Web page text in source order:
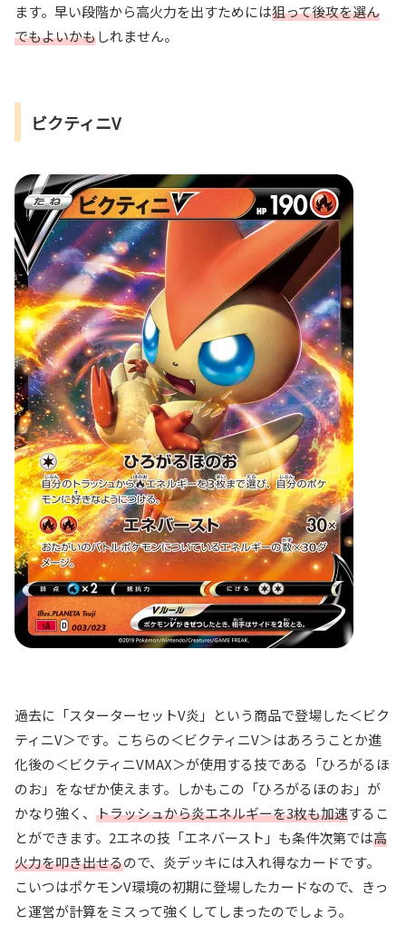
ます。早い段階から高火力を出すためには狙って後攻を選ん
でもよいかもしれません。
ビクティニV
過去に「スターターセットV炎」という商品で登場した＜ビク
ティニV＞です。こちらの＜ビクティニV＞はあろうことか進
化後の＜ビクティニVMAX＞が使用する技である「ひろがるほ
のお」をなぜか使えます。しかもこの「ひろがるほのお」が
かなり強く、 トラッシュから炎エネルギーを3枚も加速するこ
とができます。2エネの技「エネバースト」も条件次第では高
火力を叩き出せるので、炎デッキには入れ得なカードです。
こいつはポケモンV環境の初期に登場したカードなので、きっ
と運営が計算をミスって強くしてしまったのでしょう。